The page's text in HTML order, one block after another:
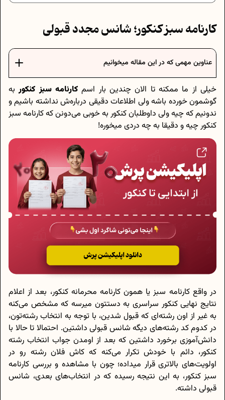
کارنامه سبز کنکور؛ شانس مجدد قبولی
عناوین مهمی که در این مقاله میخوانیم
خیلی از ما ممکنه تا الان چندین بار اسم کارنامه سبز کنکوربه
گوشمون خورده باشه ولی اطلاعات دقیقی درباره‌ش نداشته باشیم و
ندونیم که چیه ولی داوطلبان کنکور به خوبی می‌دونن که کارنامه سبز
کنکور چیه و دقیقا به چه دردی میخوره!
در واقع کارنامه سبز یا همون کارنامه محرمانه کنکور، بعد از اعلام
نتایج نهایی کنکور سراسری به دستتون میرسه که مشخص می‌کنه
به غیر از اون رشته‌ای که قبول شدین، با توجه به انتخاب رشته‌تون،
در کدوم کد رشته‌های دیگه شانس قبولی داشتین. احتمالا تا حالا با
دانش‌آموزی برخورد داشتین که بعد از اومدن جواب انتخاب رشته
کنکور، دائم با خودش تکرار می‌کنه که کاش فلان رشته رو در
اولویت‌های بالاتری قرار میداده؛ چون با مشاهده و بررسی کارنامه
سبز کنکور، به این نتیجه رسیده که در انتخاب‌های بعدی، شانس
قبولی داشته.